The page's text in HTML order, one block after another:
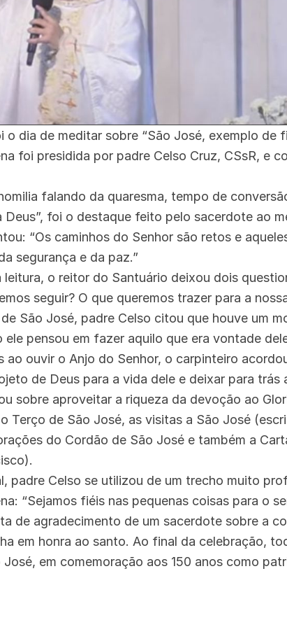
o dia de meditar sobre “São José, exemplo de
foi presidida por padre Celso Cruz, CSsR, e
falando da quaresma, tempo de
Deus”, foi o destaque feito pelo sacerdote ao
“Os caminhos do Senhor são retos e
segurança e da paz.”
leitura, o reitor do Santuário deixou dois
seguir? O que queremos trazer para a
São José, padre Celso citou que houve um
pensou em fazer aquilo que era vontade
ao ouvir o Anjo do Senhor, o carpinteiro
de Deus para a vida dele e deixar para trás
sobre aproveitar a riqueza da devoção ao
Terço de São José, as visitas a São José
do Cordão de São José e também a
padre Celso se utilizou de um trecho muito
“Sejamos fiéis nas pequenas coisas para o
de agradecimento de um sacerdote sobre a
em honra ao santo. Ao final da celebração,
em comemoração aos 150 anos como